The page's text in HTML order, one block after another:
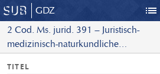
GDZ list
2 Cod. Ms. jurid. 391 – Juristisch-
medizinisch-naturkundliche
I
TITEL